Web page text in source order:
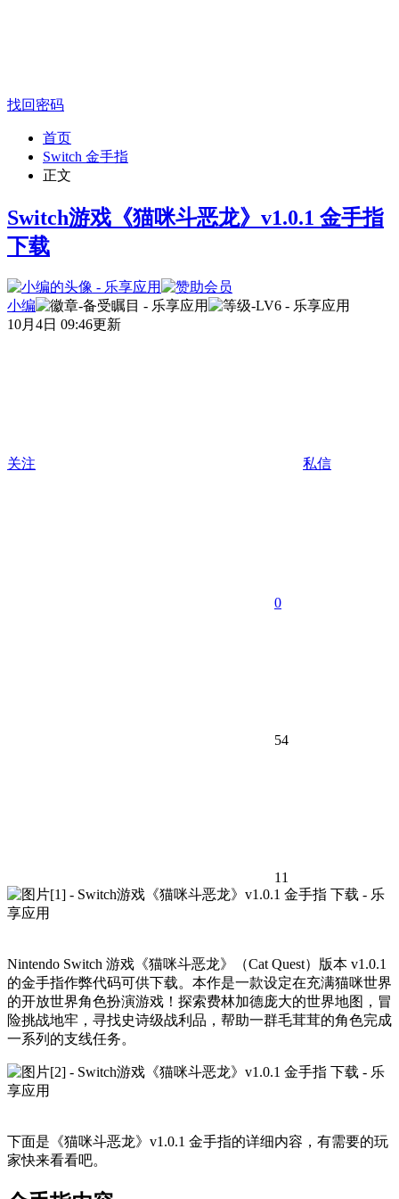
找回密码
首页
Switch 金手指
正文
Switch游戏《猫咪斗恶龙》v1.0.1 金手指
下载
小编
10月4日 09:46更新
关注 私信
0
54
11
Nintendo Switch 游戏《猫咪斗恶龙》（Cat Quest）版本 v1.0.1
的金手指作弊代码可供下载。本作是一款设定在充满猫咪世界
的开放世界角色扮演游戏！探索费林加德庞大的世界地图，冒
险挑战地牢，寻找史诗级战利品，帮助一群毛茸茸的角色完成
一系列的支线任务。
下面是《猫咪斗恶龙》v1.0.1 金手指的详细内容，有需要的玩
家快来看看吧。